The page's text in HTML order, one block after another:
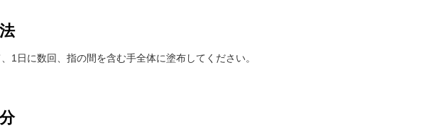
1日に数回、指の間を含む手全体に塗布してください。